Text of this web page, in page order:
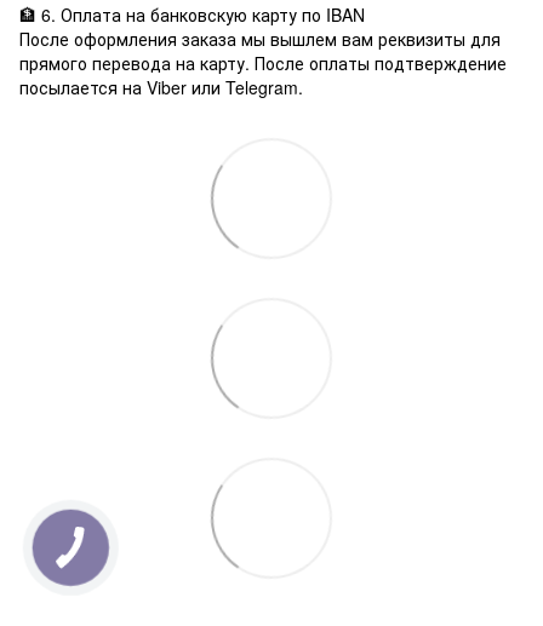
🏦 6. Оплата на банковскую карту по IBAN
После оформления заказа мы вышлем вам реквизиты для
прямого перевода на карту. После оплаты подтверждение
посылается на Viber или Telegram.